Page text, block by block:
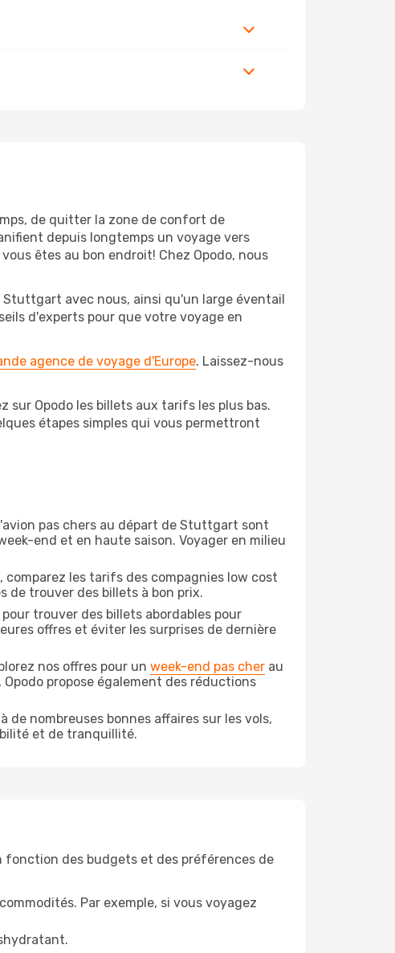
de quitter la zone de confort de
depuis longtemps un voyage vers
êtes au bon endroit! Chez Opodo, nous
avec nous, ainsi qu'un large éventail
d'experts pour que votre voyage en
agence de voyage d'Europe. Laissez-nous
sur Opodo les billets aux tarifs les plus bas.
étapes simples qui vous permettront
pas chers au départ de Stuttgart sont
end et en haute saison. Voyager en milieu
les tarifs des compagnies low cost
de trouver des billets à bon prix.
trouver des billets abordables pour
offres et éviter les surprises de dernière
nos offres pour un week-end pas cher au
propose également des réductions
de nombreuses bonnes affaires sur les vols,
et de tranquillité.
fonction des budgets et des préférences de
Par exemple, si vous voyagez